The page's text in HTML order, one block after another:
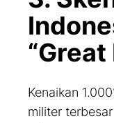
Kenaikan
militer